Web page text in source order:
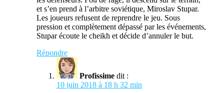
et s’en prend à l’arbitre soviétique, Miroslav Stupar.
Les joueurs refusent de reprendre le jeu. Sous
pression et complètement dépassé par les événements,
Stupar écoute le cheikh et décide d’annuler le but.
Répondre
Profissime dit :
10 juin 2018 à 18 h 32 min